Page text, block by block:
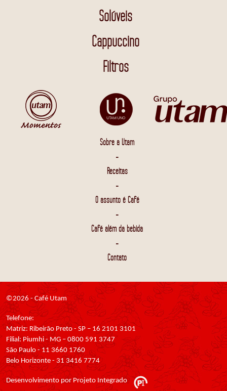
Solúveis
Cappuccino
Filtros
Sobre a Utam
-
Receitas
-
O assunto é Café
-
Café além da bebida
-
Contato
©2026 - Café Utam
Telefone:
Matriz: Ribeirão Preto - SP – 16 2101 3101
Filial: Piumhi - MG – 0800 591 3747
São Paulo - 11 3660 1760
Belo Horizonte - 31 3416 7774
Desenvolvimento por Projeto Integrado